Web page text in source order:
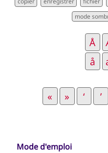
Mode d'emploi